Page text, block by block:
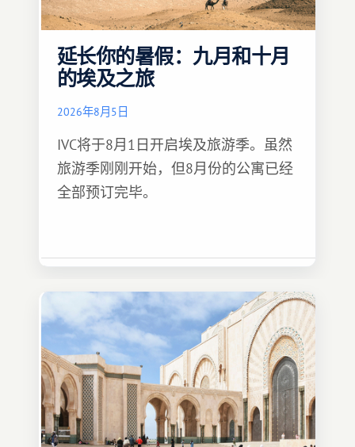
延长你的暑假：九月和十月
的埃及之旅
2026年8月5日
IVC将于8月1日开启埃及旅游季。虽然
旅游季刚刚开始，但8月份的公寓已经
全部预订完毕。